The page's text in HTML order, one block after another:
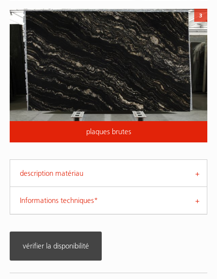
plaques brutes
3
description matériau
Informations techniques*
vérifier la disponibilité